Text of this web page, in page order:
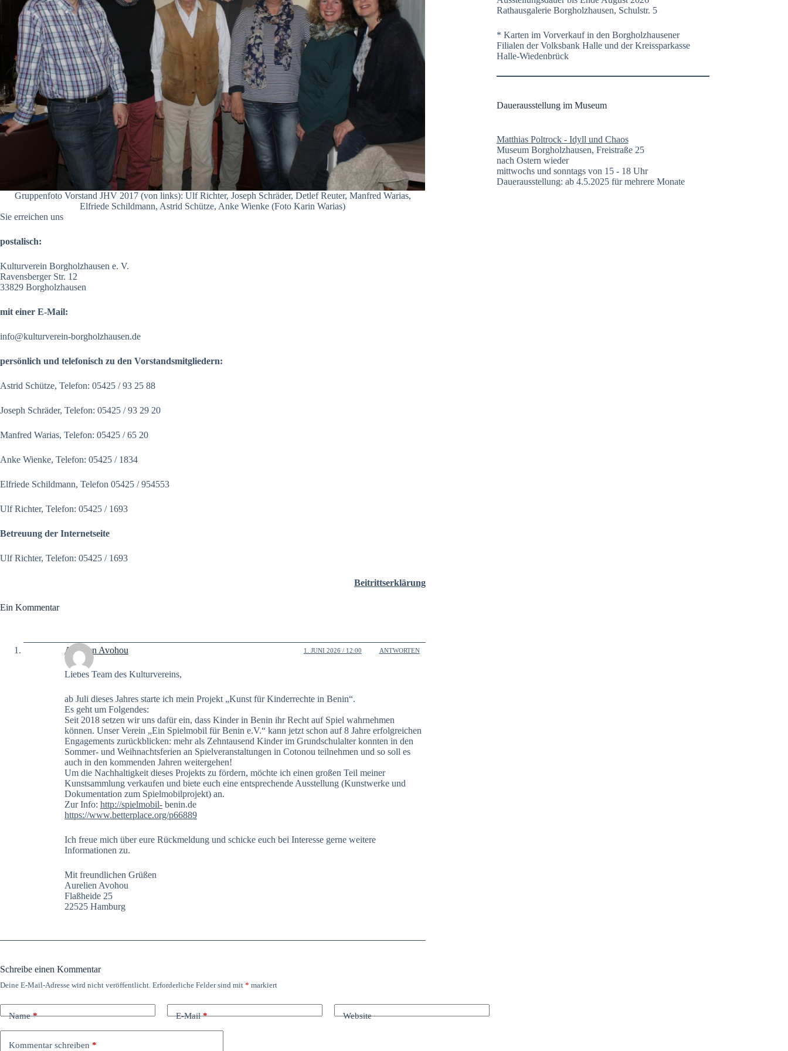
Gruppenfoto Vorstand JHV 2017 (von links): Ulf Richter, Joseph Schräder, Detlef Reuter, Manfred Warias,
Elfriede Schildmann, Astrid Schütze, Anke Wienke (Foto Karin Warias)
Sie erreichen uns
postalisch:
Kulturverein Borgholzhausen e. V.
Ravensberger Str. 12
33829 Borgholzhausen
mit einer E-Mail:
info@kulturverein-borgholzhausen.de
persönlich und telefonisch zu den Vorstandsmitgliedern:
Astrid Schütze, Telefon: 05425 / 93 25 88
Joseph Schräder, Telefon: 05425 / 93 29 20
Manfred Warias, Telefon: 05425 / 65 20
Anke Wienke, Telefon: 05425 / 1834
Elfriede Schildmann, Telefon 05425 / 954553
Ulf Richter, Telefon: 05425 / 1693
Betreuung der Internetseite
Ulf Richter, Telefon: 05425 / 1693
Beitrittserklärung
Ein Kommentar
Aurelien Avohou 1. JUNI 2026 / 12:00 ANTWORTEN
Liebes Team des Kulturvereins,
ab Juli dieses Jahres starte ich mein Projekt „Kunst für Kinderrechte in Benin“.
Es geht um Folgendes:
Seit 2018 setzen wir uns dafür ein, dass Kinder in Benin ihr Recht auf Spiel wahrnehmen
können. Unser Verein „Ein Spielmobil für Benin e.V.“ kann jetzt schon auf 8 Jahre erfolgreichen
Engagements zurückblicken: mehr als Zehntausend Kinder im Grundschulalter konnten in den
Sommer- und Weihnachtsferien an Spielveranstaltungen in Cotonou teilnehmen und so soll es
auch in den kommenden Jahren weitergehen!
Um die Nachhaltigkeit dieses Projekts zu fördern, möchte ich einen großen Teil meiner
Kunstsammlung verkaufen und biete euch eine entsprechende Ausstellung (Kunstwerke und
Dokumentation zum Spielmobilprojekt) an.
Zur Info: http://spielmobil- benin.de
https://www.betterplace.org/p66889
Ich freue mich über eure Rückmeldung und schicke euch bei Interesse gerne weitere
Informationen zu.
Mit freundlichen Grüßen
Aurelien Avohou
Flaßheide 25
22525 Hamburg
Schreibe einen Kommentar
Deine E-Mail-Adresse wird nicht veröffentlicht. Erforderliche Felder sind mit * markiert
Name* E-Mail* Website
Kommentar schreiben *
Rathausgalerie Borgholzhausen, Schulstr. 5
* Karten im Vorverkauf in den Borgholzhausener
Filialen der Volksbank Halle und der Kreissparkasse
Halle-Wiedenbrück
Dauerausstellung im Museum
Matthias Poltrock - Idyll und Chaos
Museum Borgholzhausen, Freistraße 25
nach Ostern wieder
mittwochs und sonntags von 15 - 18 Uhr
Dauerausstellung: ab 4.5.2025 für mehrere Monate